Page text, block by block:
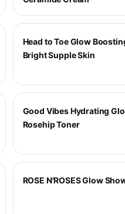
Head to Toe Glow
Bright Supple Skin
Good Vibes Hydrating
Rosehip Toner
ROSE N'ROSES Glow